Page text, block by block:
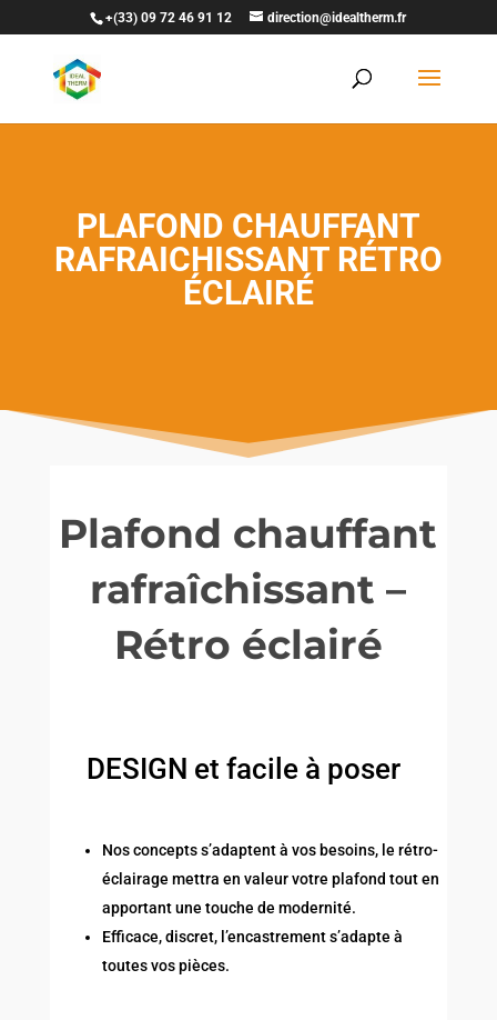
+(33) 09 72 46 91 12 direction@idealtherm.fr
PLAFOND CHAUFFANT
RAFRAICHISSANT RÉTRO
ÉCLAIRÉ
Plafond chauffant
rafraîchissant –
Rétro éclairé
DESIGN et facile à poser
Nos concepts s’adaptent à vos besoins, le rétro-
éclairage mettra en valeur votre plafond tout en
apportant une touche de modernité.
Efficace, discret, l’encastrement s’adapte à
toutes vos pièces.